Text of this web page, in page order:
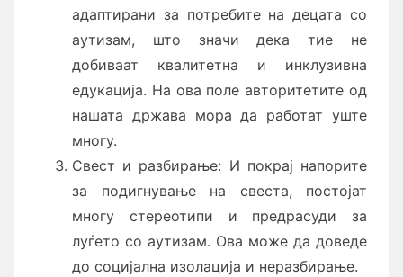
адаптирани за потребите на децата со
аутизам, што значи дека тие не
добиваат квалитетна и инклузивна
едукација. На ова поле авторитетите од
нашата држава мора да работат уште
многу.
Свест и разбирање: И покрај напорите
за подигнување на свеста, постојат
многу стереотипи и предрасуди за
луѓето со аутизам. Ова може да доведе
до социјална изолација и неразбирање.